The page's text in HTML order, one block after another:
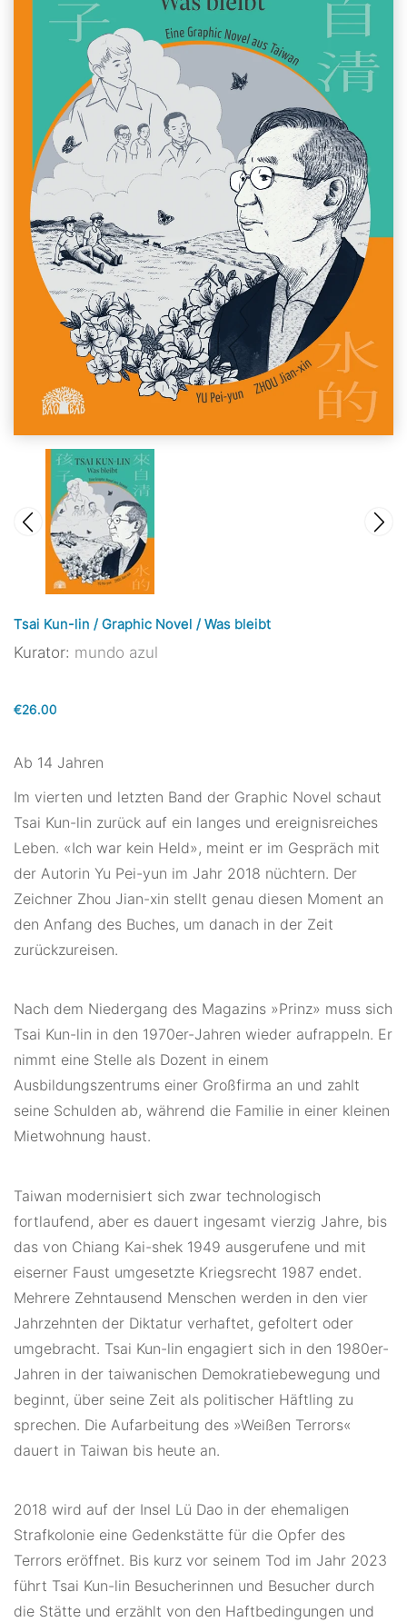
Tsai Kun-lin / Graphic Novel / Was bleibt
Kurator: mundo azul
€26.00
Ab 14 Jahren
Im vierten und letzten Band der Graphic Novel schaut
Tsai Kun-lin zurück auf ein langes und ereignisreiches
Leben. «Ich war kein Held», meint er im Gespräch mit
der Autorin Yu Pei-yun im Jahr 2018 nüchtern. Der
Zeichner Zhou Jian-xin stellt genau diesen Moment an
den Anfang des Buches, um danach in der Zeit
zurückzureisen.
Nach dem Niedergang des Magazins »Prinz» muss sich
Tsai Kun-lin in den 1970er-Jahren wieder aufrappeln. Er
nimmt eine Stelle als Dozent in einem
Ausbildungszentrums einer Großfirma an und zahlt
seine Schulden ab, während die Familie in einer kleinen
Mietwohnung haust.
Taiwan modernisiert sich zwar technologisch
fortlaufend, aber es dauert ingesamt vierzig Jahre, bis
das von Chiang Kai-shek 1949 ausgerufene und mit
eiserner Faust umgesetzte Kriegsrecht 1987 endet.
Mehrere Zehntausend Menschen werden in den vier
Jahrzehnten der Diktatur verhaftet, gefoltert oder
umgebracht. Tsai Kun-lin engagiert sich in den 1980er-
Jahren in der taiwanischen Demokratiebewegung und
beginnt, über seine Zeit als politischer Häftling zu
sprechen. Die Aufarbeitung des »Weißen Terrors«
dauert in Taiwan bis heute an.
2018 wird auf der Insel Lü Dao in der ehemaligen
Strafkolonie eine Gedenkstätte für die Opfer des
Terrors eröffnet. Bis kurz vor seinem Tod im Jahr 2023
führt Tsai Kun-lin Besucherinnen und Besucher durch
die Stätte und erzählt von den Haftbedingungen und